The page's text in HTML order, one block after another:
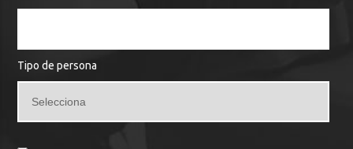
Tipo de persona